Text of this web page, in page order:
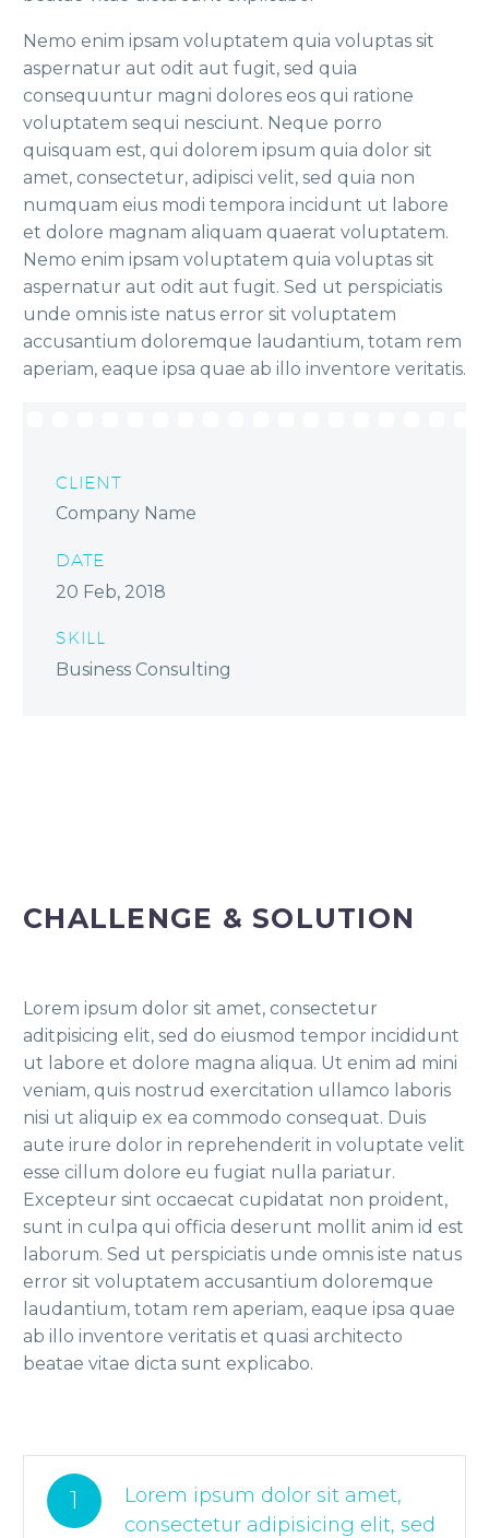
Nemo enim ipsam voluptatem quia voluptas sit
aspernatur aut odit aut fugit, sed quia
consequuntur magni dolores eos qui ratione
voluptatem sequi nesciunt. Neque porro
quisquam est, qui dolorem ipsum quia dolor sit
amet, consectetur, adipisci velit, sed quia non
numquam eius modi tempora incidunt ut labore
et dolore magnam aliquam quaerat voluptatem.
Nemo enim ipsam voluptatem quia voluptas sit
aspernatur aut odit aut fugit. Sed ut perspiciatis
unde omnis iste natus error sit voluptatem
accusantium doloremque laudantium, totam rem
aperiam, eaque ipsa quae ab illo inventore veritatis.
CLIENT
Company Name
DATE
20 Feb, 2018
SKILL
Business Consulting
CHALLENGE & SOLUTION
Lorem ipsum dolor sit amet, consectetur
aditpisicing elit, sed do eiusmod tempor incididunt
ut labore et dolore magna aliqua. Ut enim ad mini
veniam, quis nostrud exercitation ullamco laboris
nisi ut aliquip ex ea commodo consequat. Duis
aute irure dolor in reprehenderit in voluptate velit
esse cillum dolore eu fugiat nulla pariatur.
Excepteur sint occaecat cupidatat non proident,
sunt in culpa qui officia deserunt mollit anim id est
laborum. Sed ut perspiciatis unde omnis iste natus
error sit voluptatem accusantium doloremque
laudantium, totam rem aperiam, eaque ipsa quae
ab illo inventore veritatis et quasi architecto
beatae vitae dicta sunt explicabo.
1
Lorem ipsum dolor sit amet,
consectetur adipisicing elit, sed